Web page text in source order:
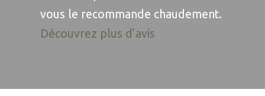
vous le recommande chaudement.
Découvrez plus d’avis